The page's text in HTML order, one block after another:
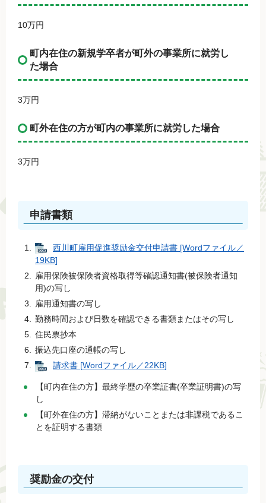
10万円
町内在住の新規学卒者が町外の事業所に就労し
た場合
3万円
町外在住の方が町内の事業所に就労した場合
3万円
申請書類
西川町雇用促進奨励金交付申請書 [Wordファイル／
19KB]
雇用保険被保険者資格取得等確認通知書(被保険者通知
用)の写し
雇用通知書の写し
勤務時間および日数を確認できる書類またはその写し
住民票抄本
振込先口座の通帳の写し
請求書 [Wordファイル／22KB]
【町内在住の方】最終学歴の卒業証書(卒業証明書)の写
し
【町外在住の方】滞納がないことまたは非課税であるこ
とを証明する書類
奨励金の交付